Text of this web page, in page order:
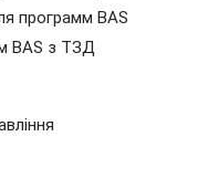
программ BAS
BAS з ТЗД